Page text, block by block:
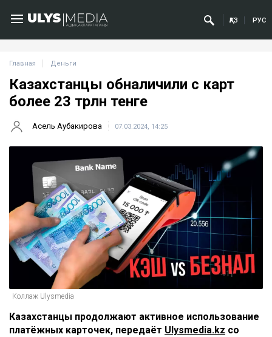
ҚАЗ РУС
Главная Деньги
Казахстанцы обналичили с карт
более 23 трлн тенге
Асель Аубакирова 07.03.2024, 14:25
Коллаж Ulysmedia
Казахстанцы продолжают активное использование
платёжных карточек, передаёт Ulysmedia.kz со